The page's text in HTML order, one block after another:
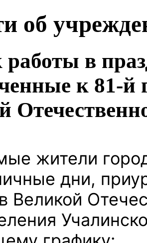
об
в
к 81-й
жители
дни,
Великой